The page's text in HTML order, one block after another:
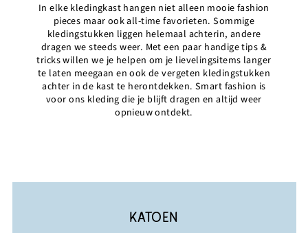
In elke kledingkast hangen niet alleen mooie fashion
pieces maar ook all-time favorieten. Sommige
kledingstukken liggen helemaal achterin, andere
dragen we steeds weer. Met een paar handige tips &
tricks willen we je helpen om je lievelingsitems langer
te laten meegaan en ook de vergeten kledingstukken
achter in de kast te herontdekken. Smart fashion is
voor ons kleding die je blijft dragen en altijd weer
opnieuw ontdekt.
KATOEN